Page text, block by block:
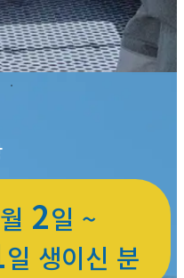
월 2일 ~
일 생이신 분